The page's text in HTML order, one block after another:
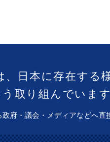
日本に存在する
取り組んでいます
府・議会・メディアなどへ直